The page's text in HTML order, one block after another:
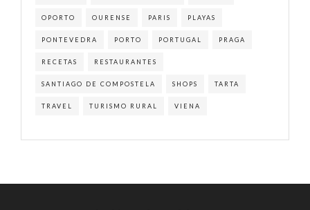
OPORTO OURENSE PARIS PLAYAS
PONTEVEDRA PORTO PORTUGAL PRAGA
RECETAS RESTAURANTES
SANTIAGO DE COMPOSTELA SHOPS TARTA
TRAVEL TURISMO RURAL VIENA